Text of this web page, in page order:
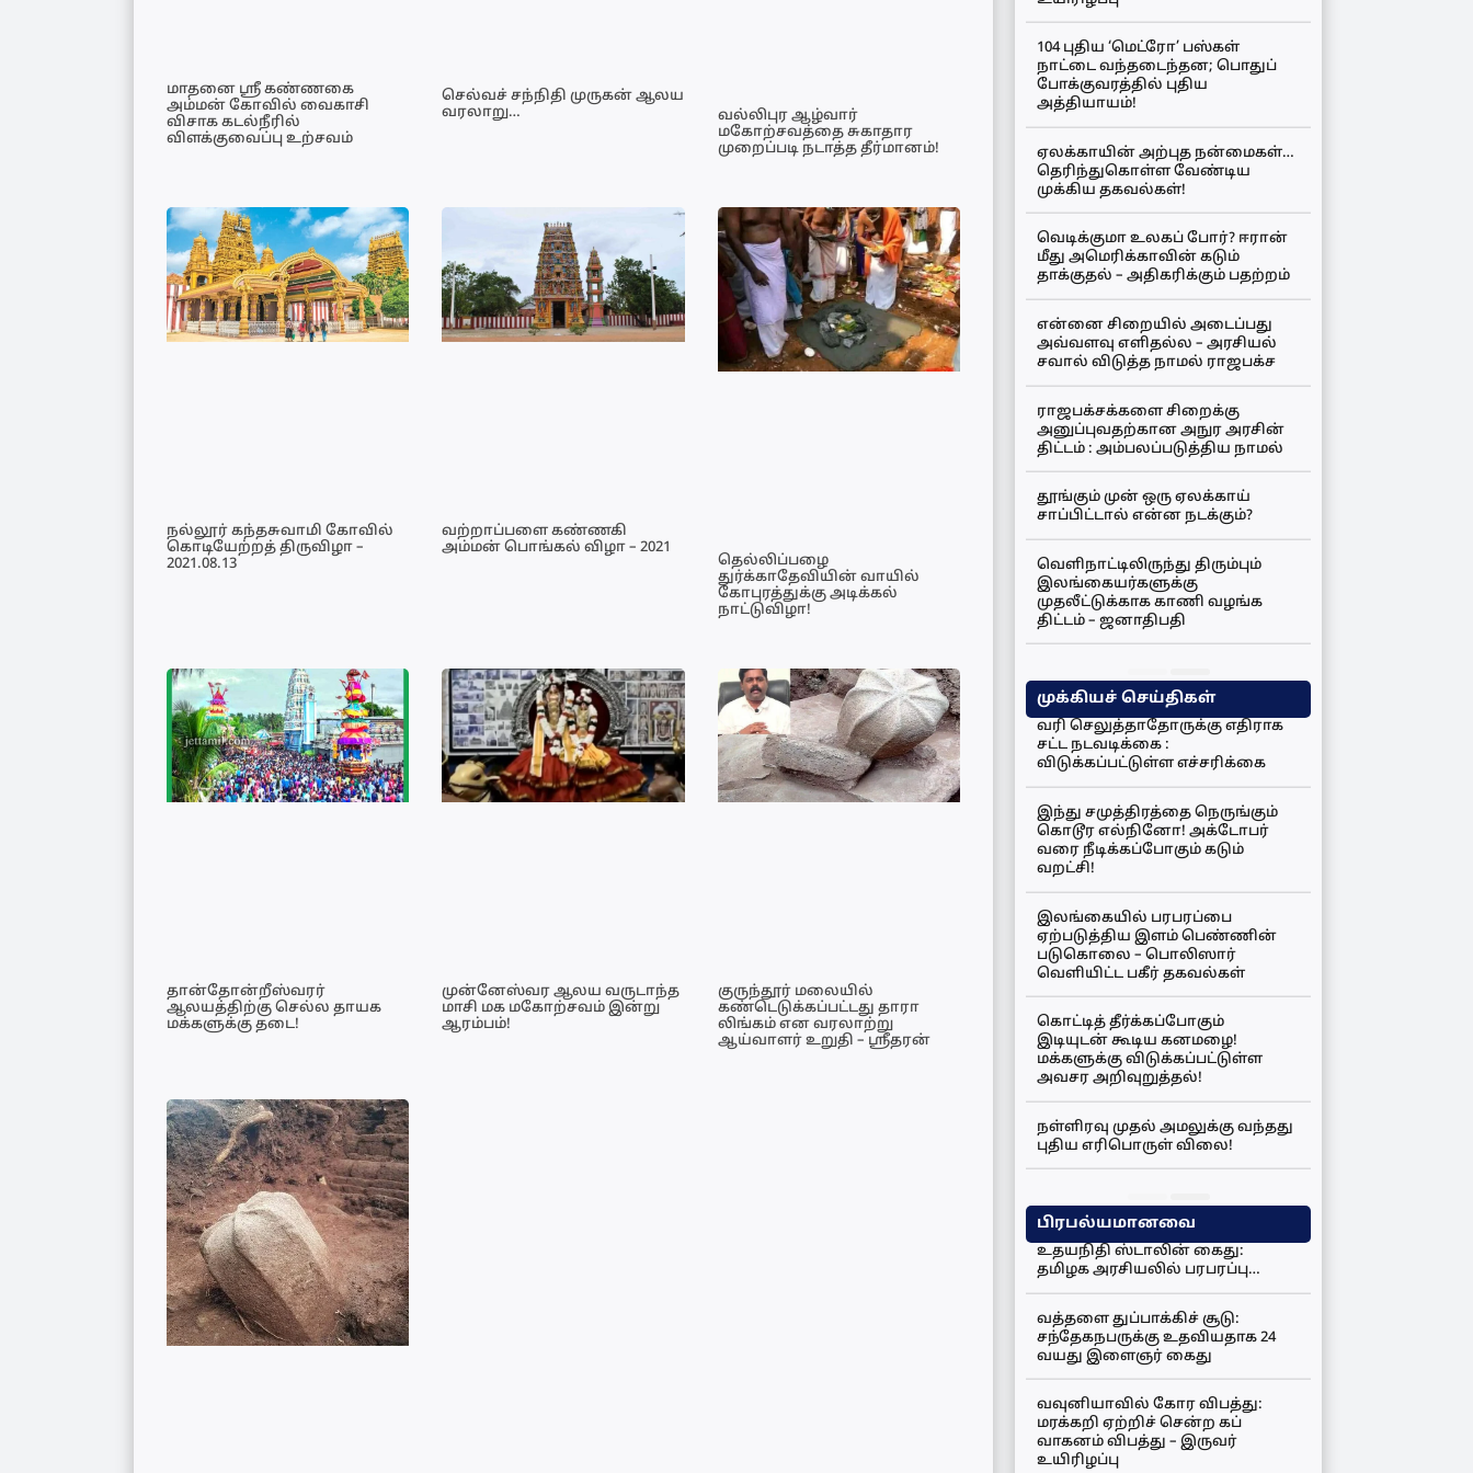
மாதனை ஸ்ரீ கண்ணகை
அம்மன் கோவில் வைகாசி
விசாக கடல்நீரில்
விளக்குவைப்பு உற்சவம்
செல்வச் சந்நிதி முருகன் ஆலய
வரலாறு…
வல்லிபுர ஆழ்வார்
மகோற்சவத்தை சுகாதார
முறைப்படி நடாத்த தீர்மானம்!
நல்லூர் கந்தசுவாமி கோவில்
கொடியேற்றத் திருவிழா –
2021.08.13
வற்றாப்பளை கண்ணகி
அம்மன் பொங்கல் விழா – 2021
தெல்லிப்பழை
துர்க்காதேவியின் வாயில்
கோபுரத்துக்கு அடிக்கல்
நாட்டுவிழா!
தான்தோன்றீஸ்வரர்
ஆலயத்திற்கு செல்ல தாயக
மக்களுக்கு தடை!
முன்னேஸ்வர ஆலய வருடாந்த
மாசி மக மகோற்சவம் இன்று
ஆரம்பம்!
குருந்தூர் மலையில்
கண்டெடுக்கப்பட்டது தாரா
லிங்கம் என வரலாற்று
ஆய்வாளர் உறுதி – ஸ்ரீதரன்
104 புதிய ‘மெட்ரோ’ பஸ்கள்
நாட்டை வந்தடைந்தன; பொதுப்
போக்குவரத்தில் புதிய
அத்தியாயம்!
ஏலக்காயின் அற்புத நன்மைகள்…
தெரிந்துகொள்ள வேண்டிய
முக்கிய தகவல்கள்!
வெடிக்குமா உலகப் போர்? ஈரான்
மீது அமெரிக்காவின் கடும்
தாக்குதல் – அதிகரிக்கும் பதற்றம்
என்னை சிறையில் அடைப்பது
அவ்வளவு எளிதல்ல – அரசியல்
சவால் விடுத்த நாமல் ராஜபக்ச
ராஜபக்சக்களை சிறைக்கு
அனுப்புவதற்கான அநுர அரசின்
திட்டம் : அம்பலப்படுத்திய நாமல்
தூங்கும் முன் ஒரு ஏலக்காய்
சாப்பிட்டால் என்ன நடக்கும்?
வெளிநாட்டிலிருந்து திரும்பும்
இலங்கையர்களுக்கு
முதலீட்டுக்காக காணி வழங்க
திட்டம் – ஜனாதிபதி
முக்கியச் செய்திகள்
வரி செலுத்தாதோருக்கு எதிராக
சட்ட நடவடிக்கை :
விடுக்கப்பட்டுள்ள எச்சரிக்கை
இந்து சமுத்திரத்தை நெருங்கும்
கொடூர எல்நினோ! அக்டோபர்
வரை நீடிக்கப்போகும் கடும்
வறட்சி!
இலங்கையில் பரபரப்பை
ஏற்படுத்திய இளம் பெண்ணின்
படுகொலை – பொலிஸார்
வெளியிட்ட பகீர் தகவல்கள்
கொட்டித் தீர்க்கப்போகும்
இடியுடன் கூடிய கனமழை!
மக்களுக்கு விடுக்கப்பட்டுள்ள
அவசர அறிவுறுத்தல்!
நள்ளிரவு முதல் அமலுக்கு வந்தது
புதிய எரிபொருள் விலை!
பிரபல்யமானவை
உதயநிதி ஸ்டாலின் கைது:
தமிழக அரசியலில் பரபரப்பு…
வத்தளை துப்பாக்கிச் சூடு:
சந்தேகநபருக்கு உதவியதாக 24
வயது இளைஞர் கைது
வவுனியாவில் கோர விபத்து:
மரக்கறி ஏற்றிச் சென்ற கப்
வாகனம் விபத்து – இருவர்
உயிரிழப்பு